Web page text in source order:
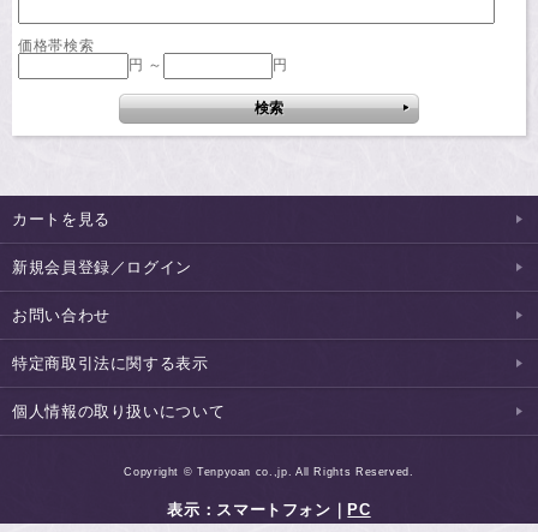
価格帯検索
円 ～
円
カートを見る
新規会員登録／ログイン
お問い合わせ
特定商取引法に関する表示
個人情報の取り扱いについて
Copyright © Tenpyoan co.,jp. All Rights Reserved.
表示：スマートフォン｜ PC